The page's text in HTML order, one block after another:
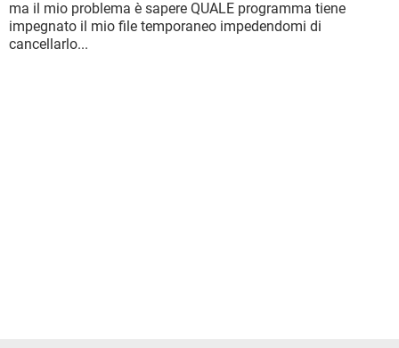
ma il mio problema è sapere QUALE programma tiene
impegnato il mio file temporaneo impedendomi di
cancellarlo...